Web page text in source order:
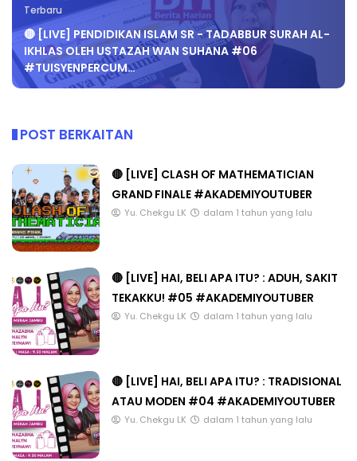
Terbaru
🔴 [LIVE] PENDIDIKAN ISLAM SR - TADABBUR SURAH AL-
IKHLAS OLEH USTAZAH WAN SUHANA #06
#TUISYENPERCUM…
POST BERKAITAN
🔴 [LIVE] CLASH OF MATHEMATICIAN
GRAND FINALE #AKADEMIYOUTUBER
Yu. Chekgu LK dalam 1 tahun yang lalu
🔴 [LIVE] HAI, BELI APA ITU? : ADUH, SAKIT
TEKAKKU! #05 #AKADEMIYOUTUBER
Yu. Chekgu LK dalam 1 tahun yang lalu
🔴 [LIVE] HAI, BELI APA ITU? : TRADISIONAL
ATAU MODEN #04 #AKADEMIYOUTUBER
Yu. Chekgu LK dalam 1 tahun yang lalu